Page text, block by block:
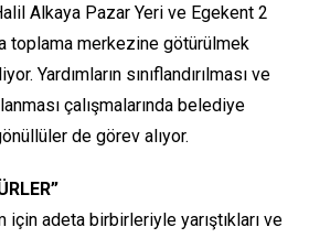
Alkaya Pazar Yeri ve Egekent 2
toplama merkezine götürülmek
Yardımların sınıflandırılması ve
çalışmalarında belediye
de görev alıyor.
için adeta birbirleriyle yarıştıkları ve